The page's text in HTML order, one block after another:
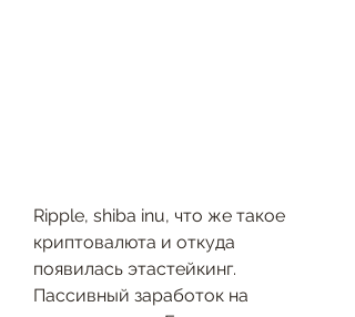
Ripple, shiba inu, что же такое
криптовалюта и откуда
появилась этастейкинг.
Пассивный заработок на